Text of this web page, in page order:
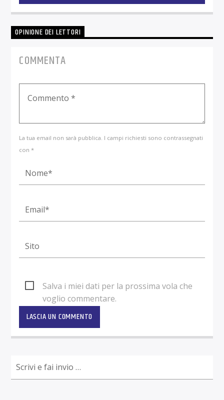
OPINIONE DEI LETTORI
COMMENTA
La tua email non sarà pubblica. I campi richiesti sono contrassegnati
con *
Salva i miei dati per la prossima vola che
voglio commentare.